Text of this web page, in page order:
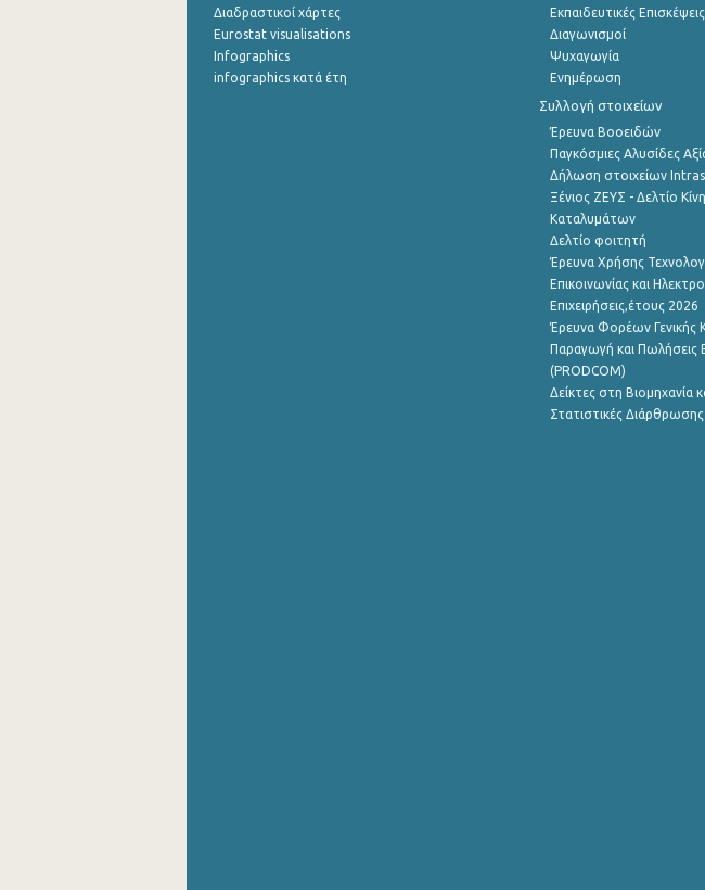
Διαδραστικοί χάρτες
Eurostat visualisations
Infographics
infographics κατά έτη
Εκπαιδευτικές Επισκέψεις
Διαγωνισμοί
Ψυχαγωγία
Ενημέρωση
Συλλογή στοιχείων
Έρευνα Βοοειδών
Παγκόσμιες Αλυσίδες
Δήλωση στοιχείων
Ξένιος ΖΕΥΣ - Δελτίο
Καταλυμάτων
Δελτίο φοιτητή
Έρευνα Χρήσης
Επικοινωνίας και
Επιχειρήσεις,έτους 2026
Έρευνα Φορέων Γενικής
Παραγωγή και Πωλήσεις
(PRODCOM)
Δείκτες στη Βιομηχανία
Στατιστικές Διάρθρωσης